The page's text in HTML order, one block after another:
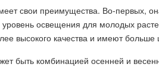
свои преимущества. Во-первых,
уровень освещения для молодых
высокого качества и имеют
быть комбинацией осенней и